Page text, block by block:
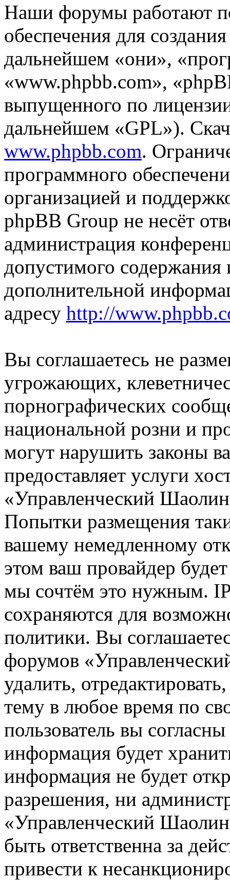
Наши форумы работают
обеспечения для
дальнейшем «они»,
«www.phpbb.com»,
выпущенного по
дальнейшем «GPL»).
www.phpbb.com.
программного
организацией и
phpBB Group не несёт
администрация
допустимого
дополнительной
адресу http://
Вы соглашаетесь не
угрожающих,
порнографических
национальной розни и
могут нарушить законы
предоставляет услуги
«Управленческий
Попытки размещения
вашему немедленному
этом ваш провайдер
мы сочтём это нужным.
сохраняются для
политики. Вы
форумов
удалить,
тему в любое время по
пользователь вы
информация будет
информация не будет
разрешения, ни
«Управленческий
быть ответственна за
привести к